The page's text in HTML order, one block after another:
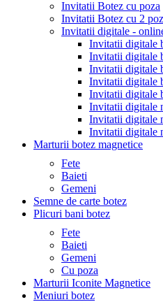
Invitatii Botez cu poza
Invitatii Botez cu 2
Invitatii digitale -
Invitatii digitale
Invitatii digitale
Invitatii digitale
Invitatii digitale
Invitatii digitale
Invitatii digitale
Invitatii digitale
Invitatii digitale
Marturii botez magnetice
Fete
Baieti
Gemeni
Semne de carte botez
Plicuri bani botez
Fete
Baieti
Gemeni
Cu poza
Marturii Iconite Magnetice
Meniuri botez